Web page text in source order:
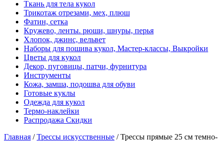
Ткань для тела кукол
Трикотаж отрезами, мех, плюш
Фатин, сетка
Кружево, ленты. рюши, шнуры, перья
Хлопок, джинс, вельвет
Наборы для пошива кукол, Мастер-классы, Выкройки
Цветы для кукол
Декор, пуговицы, патчи, фурнитура
Инструменты
Кожа, замша, подошва для обуви
Готовые куклы
Одежда для кукол
Термо-наклейки
Распродажа Скидки
Главная /Трессы искусственные /Трессы прямые 25 см темно-